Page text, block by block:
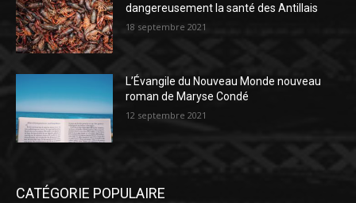
dangereusement la santé des Antillais
18 septembre 2021
L’Évangile du Nouveau Monde nouveau
roman de Maryse Condé
12 septembre 2021
CATÉGORIE POPULAIRE